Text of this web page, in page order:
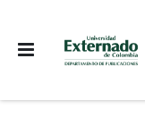
COEDICIONES